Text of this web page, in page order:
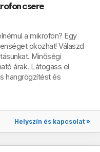
csere
a mikrofon? Egy
okozhat! Válaszd
Minőségi
árak. Látogass el
hangrögzítést és
Helyszín és kapcsolat »